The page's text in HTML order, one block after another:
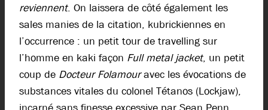
reviennent. On laissera de côté également les
sales manies de la citation, kubrickiennes en
l’occurrence : un petit tour de travelling sur
l’homme en kaki façon Full metal jacket, un petit
coup de Docteur Folamouravec les évocations de
substances vitales du colonel Tétanos (Lockjaw),